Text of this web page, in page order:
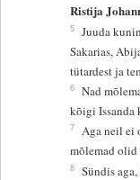
Ristija
5 Juuda
Sakarias,
tütardest ja
6 Nad
kõigi Issanda
7 Aga neil ei
mõlemad olid
8 Sündis